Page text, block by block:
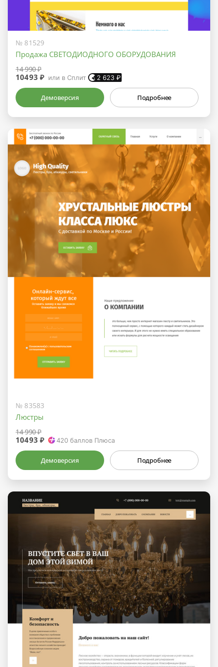
№ 81529
Продажа СВЕТОДИОДНОГО ОБОРУДОВАНИЯ
14 990 ₽
10493 ₽ или в Сплит 2 623 ₽
Демоверсия Подробнее
№ 83583
Люстры
14 990 ₽
10493 ₽ 420 баллов Плюса
Демоверсия Подробнее